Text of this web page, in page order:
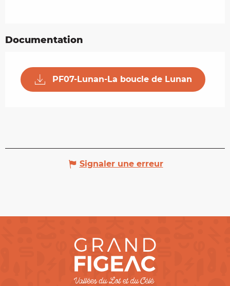
Documentation
PF07-Lunan-La boucle de Lunan
Signaler une erreur